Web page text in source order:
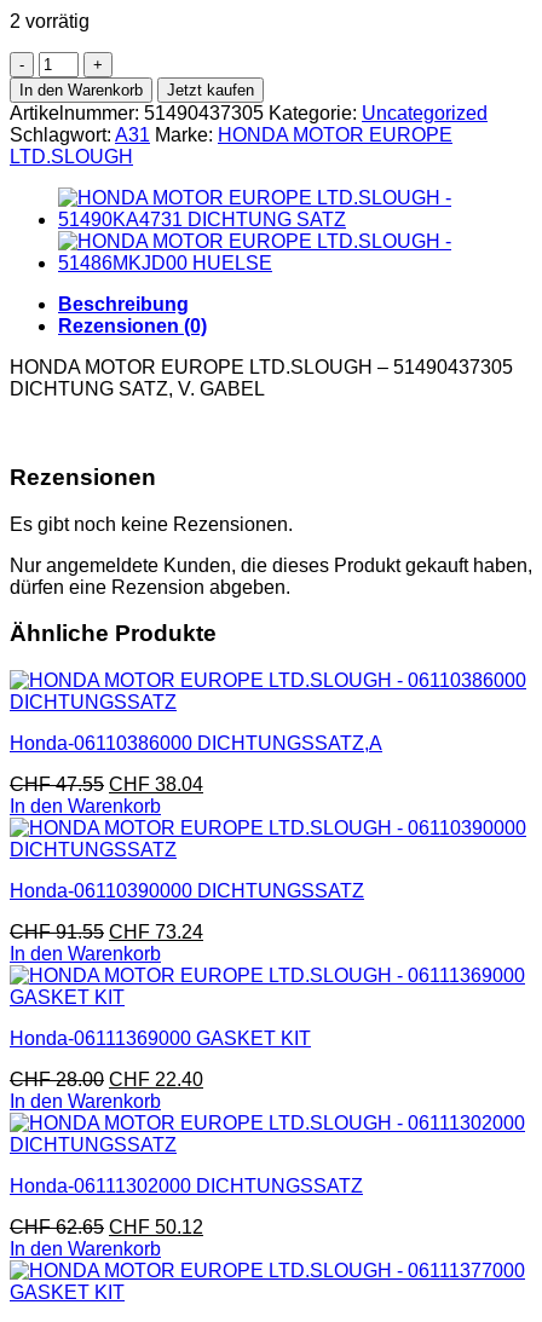
2 vorrätig
In den Warenkorb Jetzt kaufen
Artikelnummer: 51490437305 Kategorie: Uncategorized
Schlagwort: A31 Marke: HONDA MOTOR EUROPE
LTD.SLOUGH
Beschreibung
Rezensionen (0)
HONDA MOTOR EUROPE LTD.SLOUGH – 51490437305
DICHTUNG SATZ, V. GABEL
Rezensionen
Es gibt noch keine Rezensionen.
Nur angemeldete Kunden, die dieses Produkt gekauft haben,
dürfen eine Rezension abgeben.
Ähnliche Produkte
Honda-06110386000 DICHTUNGSSATZ,A
CHF47.55 CHF 38.04
In den Warenkorb
Honda-06110390000 DICHTUNGSSATZ
CHF91.55 CHF 73.24
In den Warenkorb
Honda-06111369000 GASKET KIT
CHF28.00 CHF 22.40
In den Warenkorb
Honda-06111302000 DICHTUNGSSATZ
CHF62.65 CHF 50.12
In den Warenkorb